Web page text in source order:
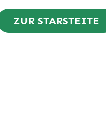
ZUR STARSTEITE